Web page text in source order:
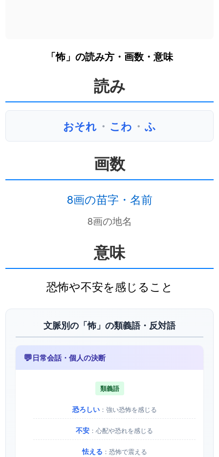
「怖」の読み方・画数・意味
読み
おそれ ・ こわ ・ ふ
画数
8画の苗字・名前
8画の地名
意味
恐怖や不安を感じること
文脈別の「怖」の類義語・反対語
💬日常会話・個人の決断
類義語
恐ろしい：強い恐怖を感じる
不安 ：心配や恐れを感じる
怯える ：恐怖で震える